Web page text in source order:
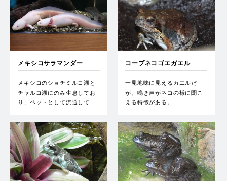
メキシコサラマンダー
メキシコのショチミルコ湖と
チャルコ湖にのみ生息してお
り、ペットとして流通して…
コープネコゴエガエル
一見地味に見えるカエルだ
が、鳴き声がネコの様に聞こ
える特徴がある。…